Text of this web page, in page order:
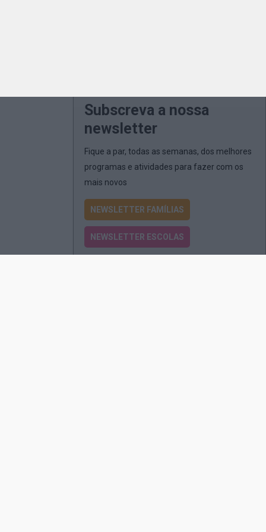
Subscreva a nossa
newsletter
Fique a par, todas as semanas, dos melhores
programas e atividades para fazer com os
mais novos
NEWSLETTER FAMÍLIAS
NEWSLETTER ESCOLAS